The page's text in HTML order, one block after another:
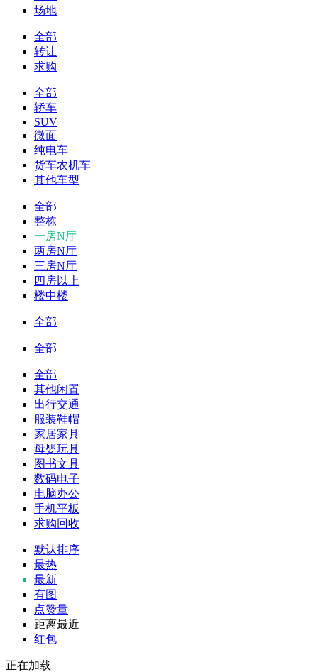
场地
全部
转让
求购
全部
轿车
SUV
微面
纯电车
货车农机车
其他车型
全部
整栋
一房N厅
两房N厅
三房N厅
四房以上
楼中楼
全部
全部
全部
其他闲置
出行交通
服装鞋帽
家居家具
母婴玩具
图书文具
数码电子
电脑办公
手机平板
求购回收
默认排序
最热
最新
有图
点赞量
距离最近
红包
正在加载